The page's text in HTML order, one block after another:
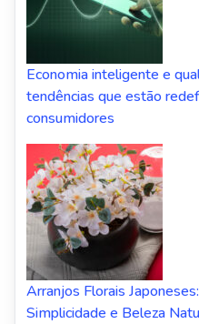
Economia inteligente e
tendências que estão
consumidores
Arranjos Florais
Simplicidade e Beleza